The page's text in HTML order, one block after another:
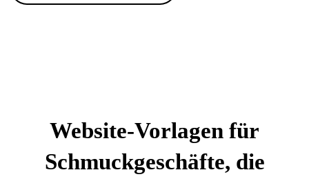
Website-Vorlagen für
Schmuckgeschäfte, die